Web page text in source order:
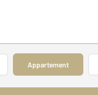
Appartement